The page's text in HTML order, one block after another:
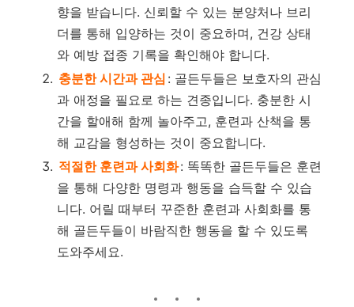
향을 받습니다. 신뢰할 수 있는 분양처나 브리
더를 통해 입양하는 것이 중요하며, 건강 상태
와 예방 접종 기록을 확인해야 합니다.
충분한 시간과 관심 : 골든두들은 보호자의 관심
과 애정을 필요로 하는 견종입니다. 충분한 시
간을 할애해 함께 놀아주고, 훈련과 산책을 통
해 교감을 형성하는 것이 중요합니다.
적절한 훈련과 사회화: 똑똑한 골든두들은 훈련
을 통해 다양한 명령과 행동을 습득할 수 있습
니다. 어릴 때부터 꾸준한 훈련과 사회화를 통
해 골든두들이 바람직한 행동을 할 수 있도록
도와주세요.